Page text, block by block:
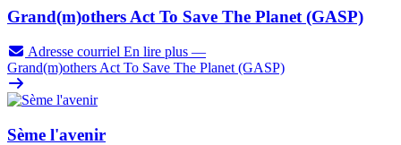
Grand(m)others Act To Save The Planet (GASP)
Adresse courriel En lire plus —
Grand(m)others Act To Save The Planet (GASP)
Sème l'avenir